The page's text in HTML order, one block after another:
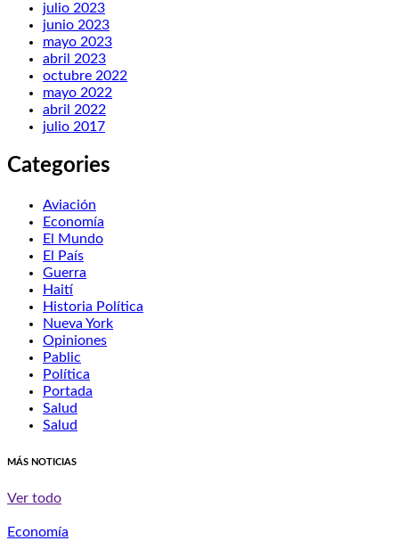
julio 2023
junio 2023
mayo 2023
abril 2023
octubre 2022
mayo 2022
abril 2022
julio 2017
Categories
Aviación
Economía
El Mundo
El País
Guerra
Haití
Historia Política
Nueva York
Opiniones
Pablic
Política
Portada
Salud
Salud
MÁS NOTICIAS
Ver todo
Economía